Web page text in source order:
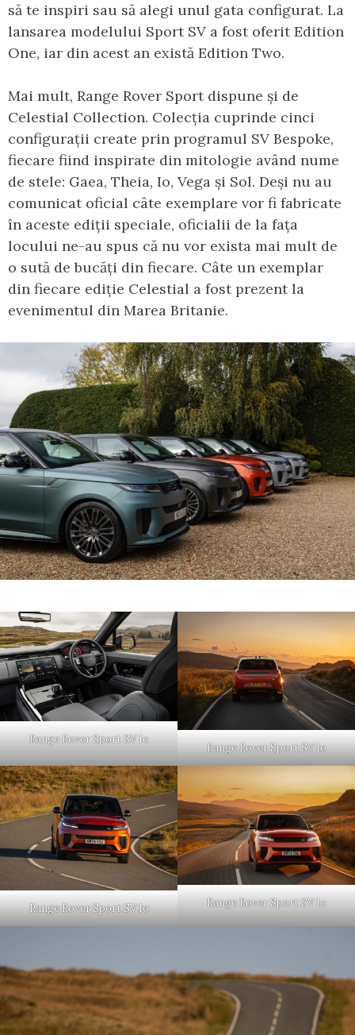
să te inspiri sau să alegi unul gata configurat. La
lansarea modelului Sport SV a fost oferit Edition
One, iar din acest an există Edition Two.
Mai mult, Range Rover Sport dispune și de
Celestial Collection. Colecția cuprinde cinci
configurații create prin programul SV Bespoke,
fiecare fiind inspirate din mitologie având nume
de stele: Gaea, Theia, Io, Vega și Sol. Deși nu au
comunicat oficial câte exemplare vor fi fabricate
în aceste ediții speciale, oficialii de la fața
locului ne-au spus că nu vor exista mai mult de
o sută de bucăți din fiecare. Câte un exemplar
din fiecare ediție Celestial a fost prezent la
evenimentul din Marea Britanie.
Range Rover Sport SV Io
Range Rover Sport SV Io
Range Rover Sport SV Io Range Rover Sport SV Io